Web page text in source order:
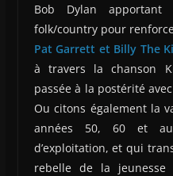
Bob Dylan
folk/country pour
Pat Garrett et Billy The
à travers la chanson
passée à la postérité
Ou citons également la
années 50, 60 et
d’exploitation, et qui
rebelle de la jeunesse